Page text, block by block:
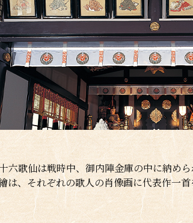
六歌仙は戦時中、御内陣金庫の中に納め
は、それぞれの歌人の肖像画に代表作一